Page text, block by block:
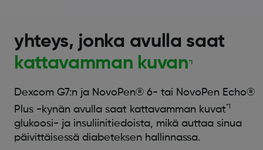
yhteys, jonka avulla saat
kattavamman kuvan*1
Dexcom G7:n ja NovoPen® 6- tai NovoPen Echo®
Plus -kynän avulla saat kattavamman kuvat*1
glukoosi- ja insuliinitiedoista, mikä auttaa sinua
päivittäisessä diabeteksen hallinnassa.